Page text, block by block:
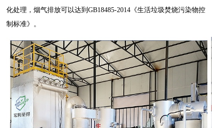
化处理，烟气排放可以达到GB18485-2014《生活垃圾焚烧污染物控
制标准》。